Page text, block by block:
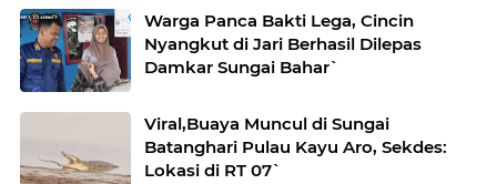
Warga Panca Bakti Lega, Cincin
Nyangkut di Jari Berhasil Dilepas
Damkar Sungai Bahar`
Viral,Buaya Muncul di Sungai
Batanghari Pulau Kayu Aro, Sekdes:
Lokasi di RT 07`